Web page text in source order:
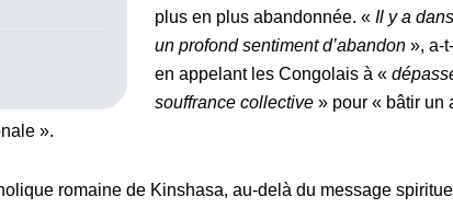
plus en plus abandonnée. « Il y a
un profond sentiment d’abandon », a-
en appelant les Congolais à «
souffrance collective » pour « bâtir un
».
romaine de Kinshasa, au-delà du message